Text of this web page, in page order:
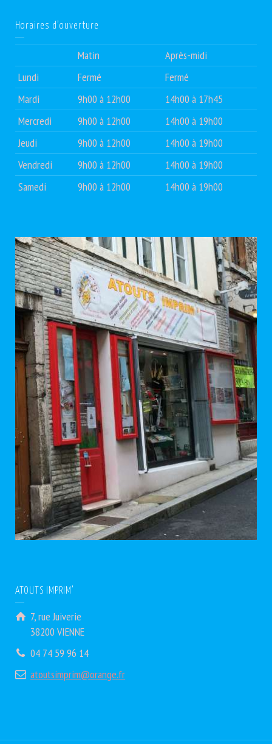
Horaires d’ouverture
Matin
Après-midi
Lundi
Fermé
Fermé
Mardi
9h00 à 12h00
14h00 à 17h45
Mercredi
9h00 à 12h00
14h00 à 19h00
Jeudi
9h00 à 12h00
14h00 à 19h00
Vendredi
9h00 à 12h00
14h00 à 19h00
Samedi
9h00 à 12h00 14h00 à 19h00
ATOUTS IMPRIM’
7, rue Juiverie
38200 VIENNE
04 74 59 96 14
atoutsimprim@orange.fr